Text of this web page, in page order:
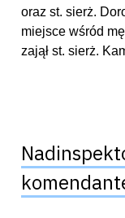
oraz st. sierż.
miejsce wśród
zajął st. sierż.